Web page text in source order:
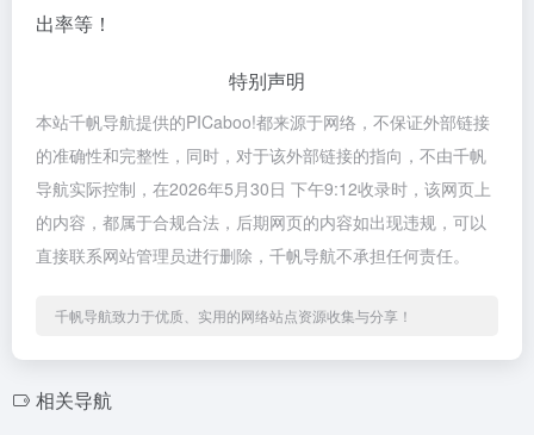
出率等！
特别声明
本站千帆导航提供的PICaboo!都来源于网络，不保证外部链接
的准确性和完整性，同时，对于该外部链接的指向，不由千帆
导航实际控制，在2026年5月30日 下午9:12收录时，该网页上
的内容，都属于合规合法，后期网页的内容如出现违规，可以
直接联系网站管理员进行删除，千帆导航不承担任何责任。
千帆导航致力于优质、实用的网络站点资源收集与分享！
相关导航